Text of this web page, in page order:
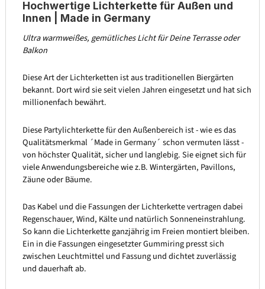
Hochwertige Lichterkette für Außen und
Innen | Made in Germany
Ultra warmweißes, gemütliches Licht für Deine Terrasse oder
Balkon
Diese Art der Lichterketten ist aus traditionellen Biergärten
bekannt. Dort wird sie seit vielen Jahren eingesetzt und hat sich
millionenfach bewährt.
Diese Partylichterkette für den Außenbereich ist - wie es das
Qualitätsmerkmal ´Made in Germany´ schon vermuten lässt -
von höchster Qualität, sicher und langlebig. Sie eignet sich für
viele Anwendungsbereiche wie z.B. Wintergärten, Pavillons,
Zäune oder Bäume.
Das Kabel und die Fassungen der Lichterkette vertragen dabei
Regenschauer, Wind, Kälte und natürlich Sonneneinstrahlung.
So kann die Lichterkette ganzjährig im Freien montiert bleiben.
Ein in die Fassungen eingesetzter Gummiring presst sich
zwischen Leuchtmittel und Fassung und dichtet zuverlässig
und dauerhaft ab.